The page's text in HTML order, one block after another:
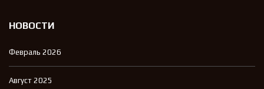
НОВОСТИ
Февраль 2026
Август 2025